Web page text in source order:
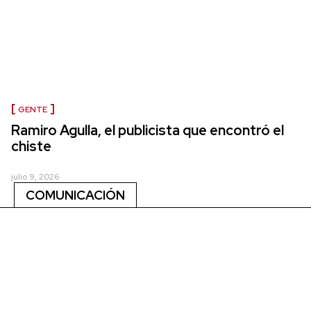
GENTE
Ramiro Agulla, el publicista que encontró el
chiste
julio 9, 2026
COMUNICACIÓN